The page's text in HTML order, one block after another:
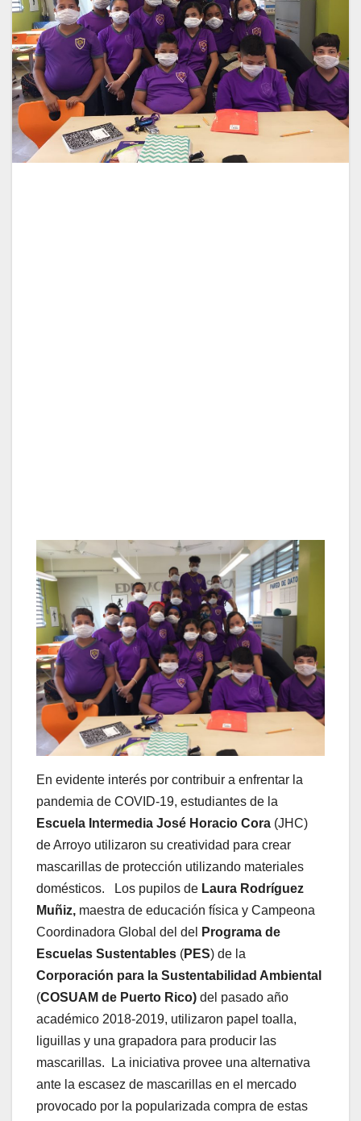
En evidente interés por contribuir a enfrentar la
pandemia de COVID-19, estudiantes de la
Escuela Intermedia José Horacio Cora (JHC)
de Arroyo utilizaron su creatividad para crear
mascarillas de protección utilizando materiales
domésticos. Los pupilos de Laura Rodríguez
Muñiz, maestra de educación física y Campeona
Coordinadora Global del del
Programa de
Escuelas Sustentables (PES) de la
Corporación para la Sustentabilidad Ambiental
(COSUAM de Puerto Rico) del pasado año
académico 2018-2019, utilizaron papel toalla,
liguillas y una grapadora para producir las
mascarillas. La iniciativa provee una alternativa
ante la escasez de mascarillas en el mercado
provocado por la popularizada compra de estas